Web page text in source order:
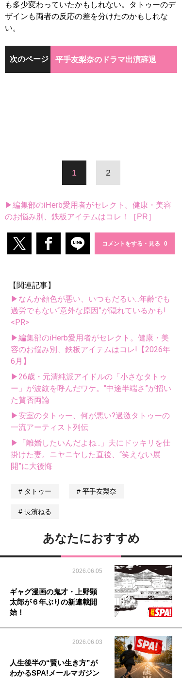
も多少変わっていたかもしれない。タトゥーのデ
ザインも両者の反応の差を分けたのかもしれな
い。
次のページ 平手友梨奈のドラマ出演辞退
1 2
▶編集部のiHerb愛用者がセレクト。健康・美容
のお悩み別、鉄板アイテムはコレ！［PR］
コメントをする・見る
【関連記事】
▶なんか顔色が悪い、いつもだるい...年齢でも
過労でもない“意外な原因”が隠れているかも!
<PR>
▶編集部のiHerb愛用者がセレクト。健康・美
容のお悩み別、鉄板アイテムはコレ!【2026年
6月】
▶26歳・元清純派アイドルの「小さなタトゥ
ー」が波紋を呼んだワケ。“中途半端さ”が招い
た賛否両論
▶安室のタトゥー、何が悪い?過激タトゥーの
一流アーティスト列伝
▶「離婚したいんだよね...」夫にドッキリを仕
掛けた妻。ニヤニヤした直後、“笑えない展
開”に大後悔
タトゥー 平手友梨奈
長濱ねる
あなたにおすすめ
2026.06.05
ギャグ漫画の鬼才・上野顕
太郎が６年ぶりの新連載開
始！
2026.06.03
人生後半の“賢い生き方”が
わかるSPA!メールマガジン